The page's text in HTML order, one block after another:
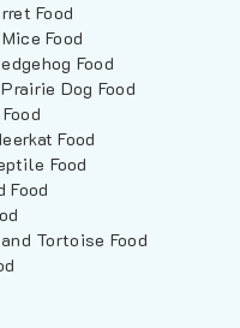
Food
Food
Food
Dog Food
Food
Food
Food
Tortoise Food